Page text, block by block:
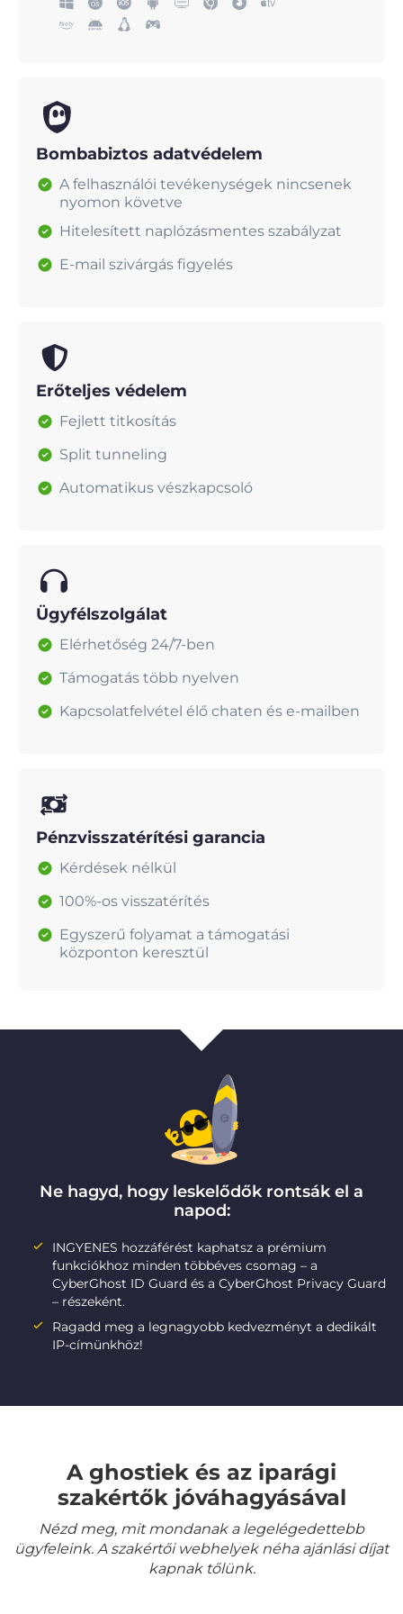
Bombabiztos adatvédelem
A felhasználói tevékenységek nincsenek
nyomon követve
Hitelesített naplózásmentes szabályzat
E-mail szivárgás figyelés
Erőteljes védelem
Fejlett titkosítás
Split tunneling
Automatikus vészkapcsoló
Ügyfélszolgálat
Elérhetőség 24/7-ben
Támogatás több nyelven
Kapcsolatfelvétel élő chaten és e-mailben
Pénzvisszatérítési garancia
Kérdések nélkül
100%-os visszatérítés
Egyszerű folyamat a támogatási
központon keresztül
Ne hagyd, hogy leskelődők rontsák el a
napod:
INGYENES hozzáférést kaphatsz a prémium
funkciókhoz minden többéves csomag – a
CyberGhost ID Guard és a CyberGhost Privacy Guard
– részeként.
Ragadd meg a legnagyobb kedvezményt a dedikált
IP-címünkhöz!
A ghostiek és az iparági
szakértők jóváhagyásával
Nézd meg, mit mondanak a legelégedettebb
ügyfeleink. A szakértői webhelyek néha ajánlási díjat
kapnak tőlünk.